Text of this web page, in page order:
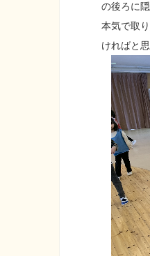
の後ろに
本気で取
ければと